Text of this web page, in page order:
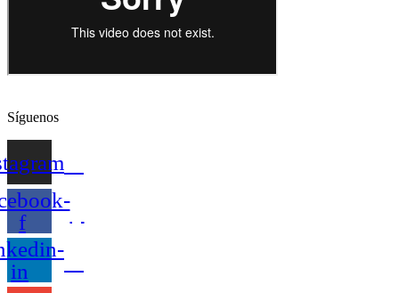
Síguenos
f
in